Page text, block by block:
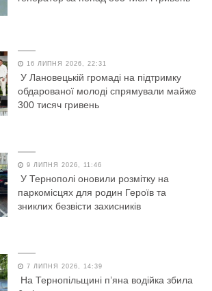
16 ЛИПНЯ 2026, 22:31
У Лановецькій громаді на підтримку
обдарованої молоді спрямували майже
300 тисяч гривень
9 ЛИПНЯ 2026, 11:46
У Тернополі оновили розмітку на
паркомісцях для родин Героїв та
зниклих безвісти захисників
7 ЛИПНЯ 2026, 14:39
На Тернопільщині п’яна водійка збила